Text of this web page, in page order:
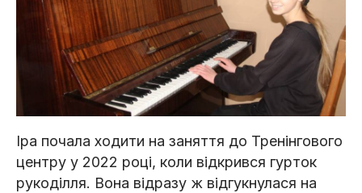
Іра почала ходити на заняття до Тренінгового
центру у 2022 році, коли відкрився гурток
рукоділля. Вона відразу ж відгукнулася на